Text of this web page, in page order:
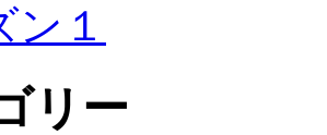
ン１
リー